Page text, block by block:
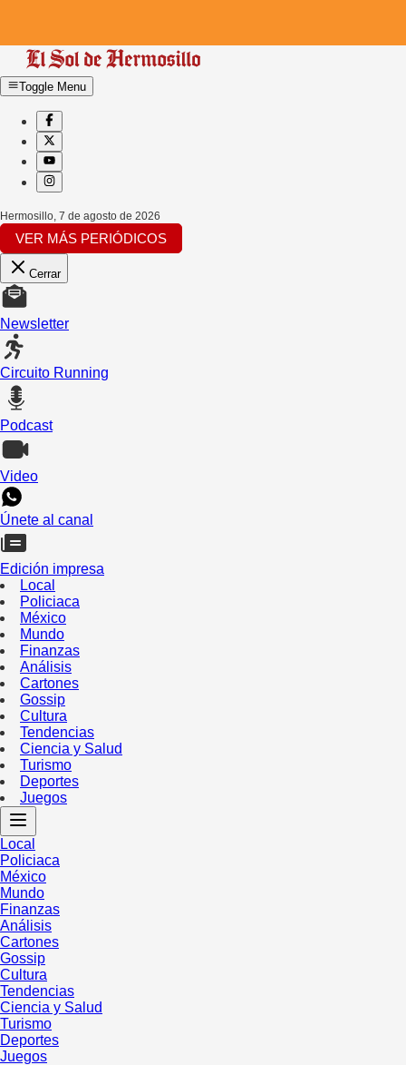
Toggle Menu
Hermosillo 7 de agosto de 2026
VER MÁS PERIÓDICOS
Cerrar
Newsletter
Circuito Running
Podcast
Video
Únete al canal
Edición impresa
Local
Policiaca
México
Mundo
Finanzas
Análisis
Cartones
Gossip
Cultura
Tendencias
Ciencia y Salud
Turismo
Deportes
Juegos
Local
Policiaca
México
Mundo
Finanzas
Análisis
Cartones
Gossip
Cultura
Tendencias
Ciencia y Salud
Turismo
Deportes
Juegos